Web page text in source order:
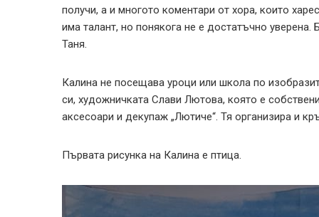
получи, а и многото коментари от хора, които
има талант, но понякога не е достатъчно уверена.
Таня.
Калина не посещава уроци или школа по
си, художничката Слави Лютова, която е
аксесоари и декупаж „Лютиче“. Тя организира и
Първата рисунка на Калина е птица.